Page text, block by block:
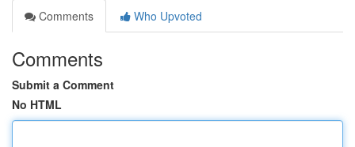
Comments
Who Upvoted
Comments
Submit a Comment
No HTML